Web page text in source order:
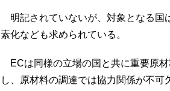
明記されていないが、対象となる国
素化なども求められている。
ECは同様の立場の国と共に重要原
し、原材料の調達では協力関係が不